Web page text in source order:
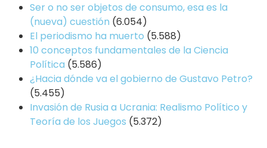
Ser o no ser objetos de consumo, esa es la
(nueva) cuestión (6.054)
El periodismo ha muerto (5.588)
10 conceptos fundamentales de la Ciencia
Política (5.586)
¿Hacia dónde va el gobierno de Gustavo Petro?
(5.455)
Invasión de Rusia a Ucrania: Realismo Político y
Teoría de los Juegos (5.372)